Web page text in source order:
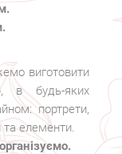
виготовити
в будь-яких
портрети,
та елементи.